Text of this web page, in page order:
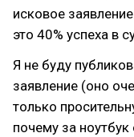
исковое
это 40% успеха в
Я не буду
заявление (оно
только
почему за ноутбук